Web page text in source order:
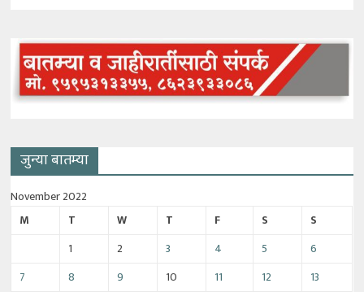
जुन्या बातम्या
November 2022
M
T W T F S
S
1
2 3 4 5
6
7
8 9 10 11 12
13